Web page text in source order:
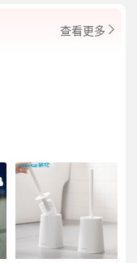
查看更多 